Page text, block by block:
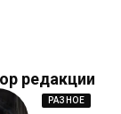
редакции
РАЗНОЕ